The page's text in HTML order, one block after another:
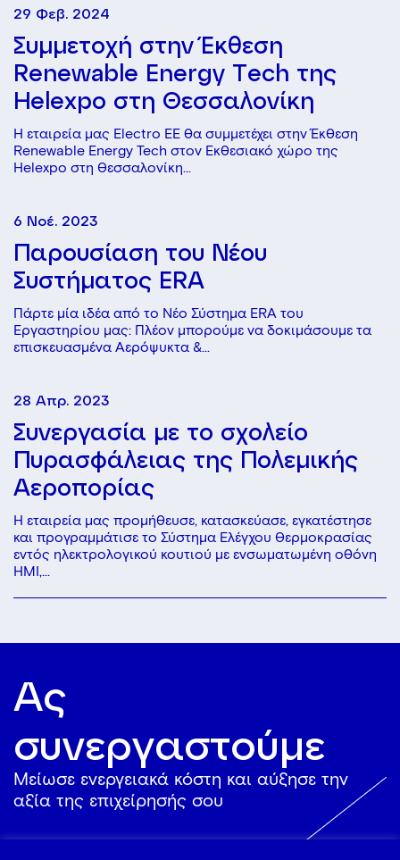
29 Φεβ. 2024
Συμμετοχή στην Έκθεση
Renewable Energy Tech της
Helexpo στη Θεσσαλονίκη
Η εταιρεία μας Electro EE θα συμμετέχει στην Έκθεση
Renewable Energy Tech στον Εκθεσιακό χώρο της
Helexpo στη Θεσσαλονίκη...
6 Νοέ. 2023
Παρουσίαση του Νέου
Συστήματος ERA
Πάρτε μία ιδέα από το Νέο Σύστημα ERA του
Εργαστηρίου μας: Πλέον μπορούμε να δοκιμάσουμε τα
επισκευασμένα Αερόψυκτα &...
28 Απρ. 2023
Συνεργασία με το σχολείο
Πυρασφάλειας της Πολεμικής
Αεροπορίας
Η εταιρεία μας προμήθευσε, κατασκεύασε, εγκατέστησε
και προγραμμάτισε το Σύστημα Ελέγχου Θερμοκρασίας
εντός ηλεκτρολογικού κουτιού με ενσωματωμένη οθόνη
HMI,...
Ας
συνεργαστούμε
Mείωσε ενεργειακά κόστη και αύξησε την
αξία της επιχείρησής σου